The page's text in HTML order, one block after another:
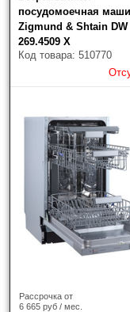
Вашем городе
предварительном
самостоятельно
При отправке
обязательно
(обрешетка) и
посудомоечная
Zigmund & Shtain DW
269.4509 X
Код товара: 510770
Рассрочка от
6 665 руб / мес.